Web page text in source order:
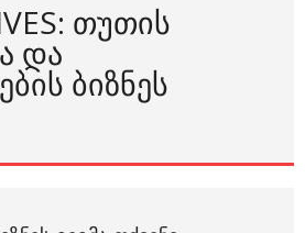
ᲗᲣᲗᲘᲡ
ᲓᲐ
ᲑᲘᲖᲜᲔᲡ